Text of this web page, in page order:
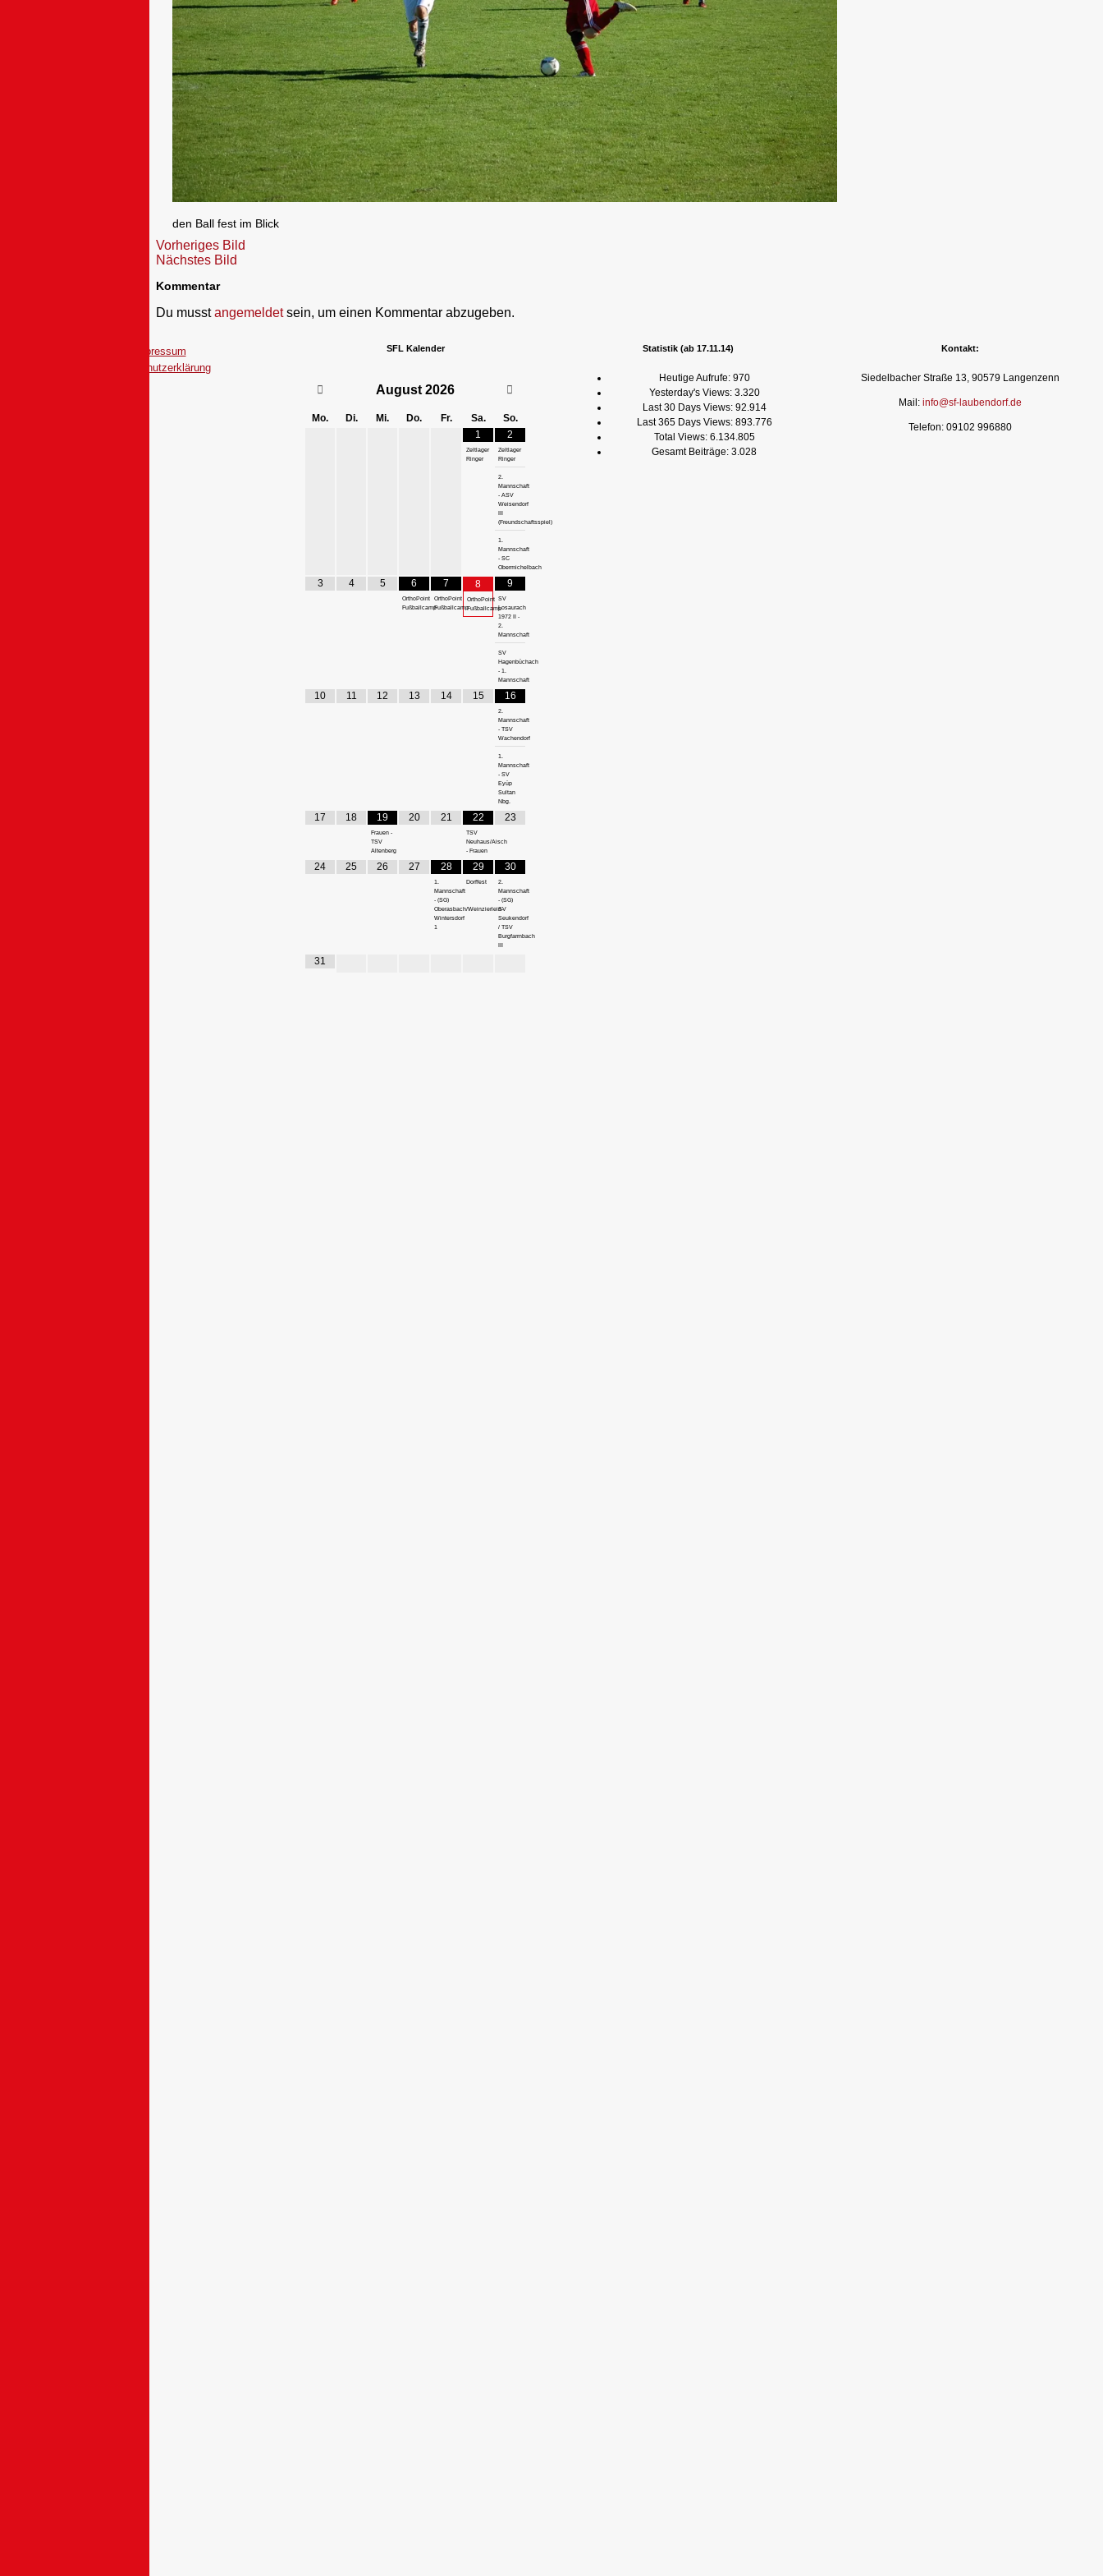
den Ball fest im Blick
Vorheriges Bild
Nächstes Bild
Kommentar
Du musstangemeldetsein, um einen Kommentar abzugeben.
Impressum
Datenschutzerklärung
SFL Kalender
August 2026
Mo. Di. Mi. Do. Fr. Sa.
So.
1
Zeltlager
Ringer
2
Zeltlager
Ringer
2.
Mannschaft
- ASV
Weisendorf
(Freundschaftsspiel)
1.
Mannschaft
- SC
Obermichelbach
3 4 5 6
OrthoPoint
Fußballcamp
7
OrthoPoint
Fußballcamp
8
OrthoPoint
Fußballcamp
9
SV
Losaurach
1972 II -
2.
Mannschaft
SV
Hagenbüchach
- 1.
Mannschaft
10 11 12 13 14 15 16
2.
Mannschaft
- TSV
Wachendorf
1.
Mannschaft
- SV
Eyüp
Sultan
Nbg.
17 18 19
Frauen -
TSV
Altenberg
20 21 22
TSV
Neuhaus/Aisch
- Frauen
23
24 25 26 27 28
1.
Mannschaft
- (SG)
Oberasbach/Weinzierlein-
Wintersdorf
1
29
Dorffest
30
2.
Mannschaft
- (SG)
SV
Seukendorf
/ TSV
Burgfarrnbach
31
Statistik (ab 17.11.14)
Heutige Aufrufe: 970
Yesterday's Views: 3.320
Last 30 Days Views: 92.914
Last 365 Days Views: 893.776
Total Views: 6.134.805
Gesamt Beiträge: 3.028
Kontakt:
Siedelbacher Straße 13, 90579 Langenzenn
Mail: info@sf-laubendorf.de
Telefon: 09102 996880